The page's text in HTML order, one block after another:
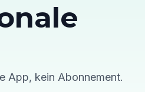
App, kein Abonnement.